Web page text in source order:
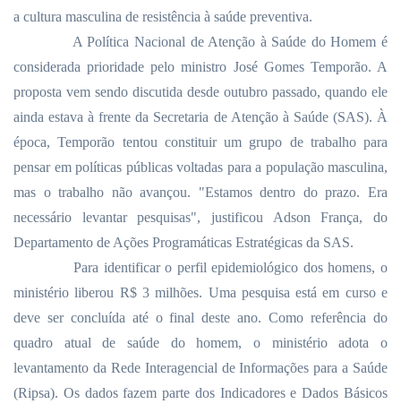
a cultura masculina de resistência à saúde preventiva.
A Política Nacional de Atenção à Saúde do Homem é
considerada prioridade pelo ministro José Gomes Temporão. A
proposta vem sendo discutida desde outubro passado, quando ele
ainda estava à frente da Secretaria de Atenção à Saúde (SAS). À
época, Temporão tentou constituir um grupo de trabalho para
pensar em políticas públicas voltadas para a população masculina,
mas o trabalho não avançou. "Estamos dentro do prazo. Era
necessário levantar pesquisas", justificou Adson França, do
Departamento de Ações Programáticas Estratégicas da SAS.
Para identificar o perfil epidemiológico dos homens, o
ministério liberou R$ 3 milhões. Uma pesquisa está em curso e
deve ser concluída até o final deste ano. Como referência do
quadro atual de saúde do homem, o ministério adota o
levantamento da Rede Interagencial de Informações para a Saúde
(Ripsa). Os dados fazem parte dos Indicadores e Dados Básicos